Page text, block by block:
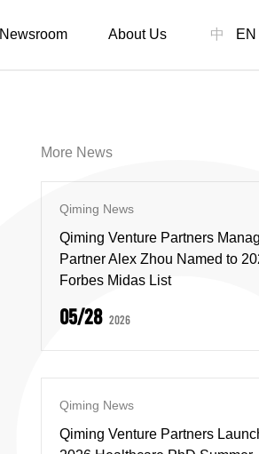
中 EN
Newsroom About Us
More News
Qiming News
Qiming Venture Partners
Partner Alex Zhou Named to
Forbes Midas List
05/28 2026
Qiming News
Qiming Venture Partners